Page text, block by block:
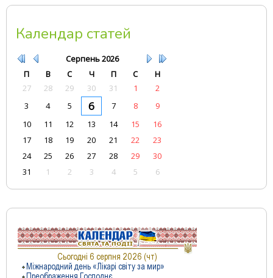
Календар статей
Серпень2026
П
В С Ч П С
Н
27
28 29 30 31 1
2
3
4 5 6 7 8
9
10
11 12 13 14 15
16
17
18 19 20 21 22
23
24
25 26 27 28 29
30
31
1 2 3 4 5 6